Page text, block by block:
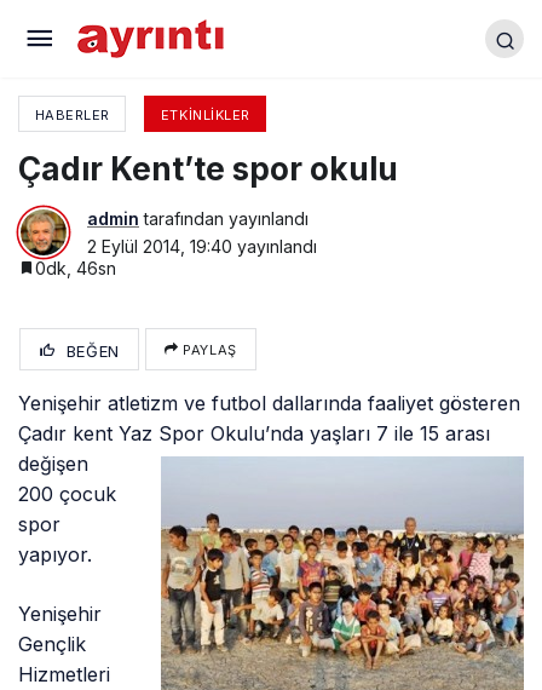
HABERLER ETKINLIKLER
Çadır Kent’te spor okulu
admin tarafından yayınlandı
2 Eylül 2014, 19:40 yayınlandı
0dk, 46sn
BEĞEN PAYLAŞ
Yenişehir atletizm ve futbol dallarında faaliyet gösteren
Çadır kent Yaz SporOkulu’nda yaşları 7 ile 15 arası
değişen
200 çocuk
spor
yapıyor.
Yenişehir
Gençlik
Hizmetleri
Festival programı hazır